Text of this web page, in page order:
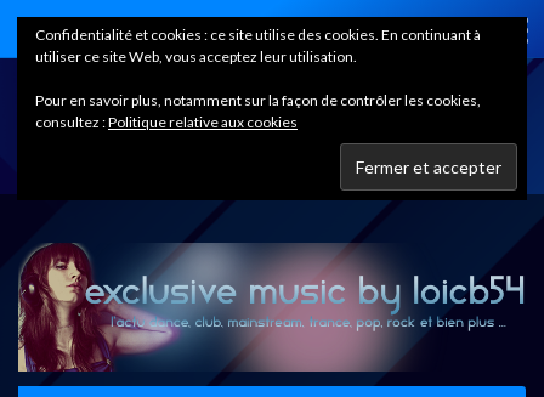
Home
Confidentialité et cookies : ce site utilise des cookies. En continuant à
utiliser ce site Web, vous acceptez leur utilisation.
Pour en savoir plus, notamment sur la façon de contrôler les cookies,
consultez :Politique relative aux cookies